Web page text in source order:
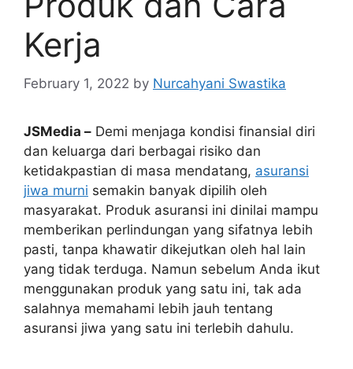
Kerja
February 1, 2022 by Nurcahyani Swastika
JSMedia – Demi menjaga kondisi finansial diri
dan keluarga dari berbagai risiko dan
ketidakpastian di masa mendatang, asuransi
jiwa murni semakin banyak dipilih oleh
masyarakat. Produk asuransi ini dinilai mampu
memberikan perlindungan yang sifatnya lebih
pasti, tanpa khawatir dikejutkan oleh hal lain
yang tidak terduga. Namun sebelum Anda ikut
menggunakan produk yang satu ini, tak ada
salahnya memahami lebih jauh tentang
asuransi jiwa yang satu ini terlebih dahulu.